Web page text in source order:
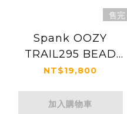
售完
Spank OOZY
TRAIL295 BEAD
BITE 輪組 (26")
NT$19,800
加入購物車